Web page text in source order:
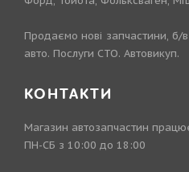
Продаємо нові запчастини, б/
авто. Послуги СТО. Автовикуп.
КОНТАКТИ
Магазин автозапчастин
ПН-СБ з 10:00 до 18:00